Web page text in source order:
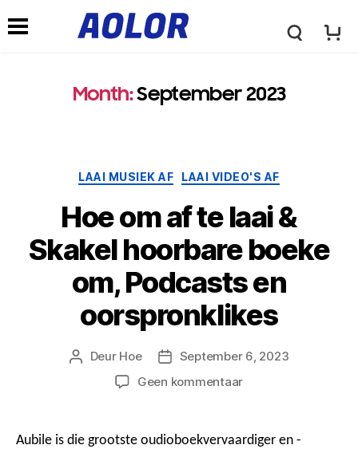
A
o
r
L
g
o
Month:September 2023
Kategorieë
LAAI MUSIEK AF LAAI VIDEO'S AF
Hoe om af te laai &
Skakel hoorbare boeke
om, Podcasts en
oorspronklikes
Post
skrywer
Deur Hoe Posdatum
September 6, 2023
Geen kommentaaraan
af
Aubile is die grootste oudioboekvervaardiger en -